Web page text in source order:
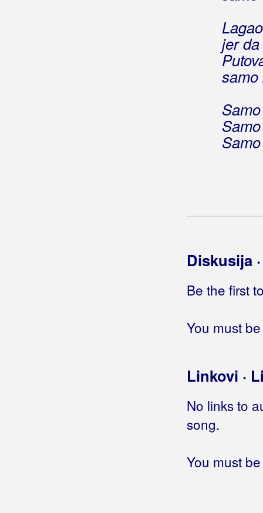
jer
samo
Diskusija
Be the first
You must
Linkovi ·
No links to
song.
You must